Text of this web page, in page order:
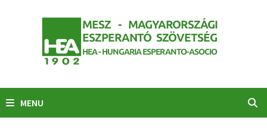
MENU